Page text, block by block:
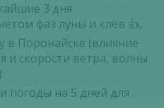
3 дня
фаз луны и клёв 👍,
Поронайске (влияние
и скорости ветра, волны
и погоды на 5 дней для